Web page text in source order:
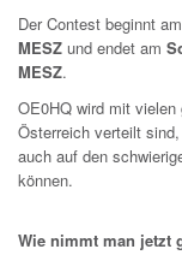
Der Contest beginnt am
MESZ und endet am
MESZ.
OE0HQ wird mit
Österreich verteilt
auch auf den
können.
Wie nimmt man jetzt